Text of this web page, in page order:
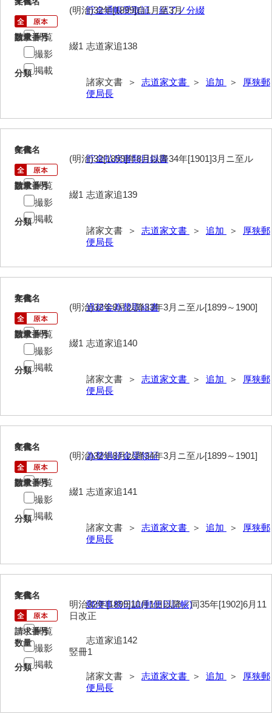
宇野家文書
梅村明文書
惠本家文書
大田家文書
大中家文書
大中家文書（神奈川県）
大村益次郎文書
岡家文書（福栄村）
岡家文書（周南市）
岡田家文書（萩市）
岡田学収集史料
岡本家文書（島根県）
小川五郎収集史料
尾崎家文書（防府市）
小沢家文書（阿東町）
小沢太郎文書
貯金通帳受取証 結了ノ分綴
請求番号
志道家追138
分類
諸家文書 ＞ 志道家文書 ＞ 追加 ＞
厚狭郵
便局長
(明治)32年[1899]自1月至3月
数量
綴1
閲覧
撮影
掲載
6
文書名
貯金払戻書類目録書
請求番号
志道家追139
分類
諸家文書 ＞ 志道家文書 ＞ 追加 ＞
厚狭郵
便局長
年代
(明治)32[1899]年8月以降34年[1901]3月ニ至ル
数量
綴1
閲覧
撮影
掲載
7
文書名
過超金為替取組書
請求番号
志道家追140
分類
諸家文書 ＞ 志道家文書 ＞ 追加 ＞
厚狭郵
便局長
年代
(明治)32年8月以降33年3月ニ至ル[1899～1900]
数量
綴1
閲覧
撮影
掲載
8
文書名
為替過超金受領証
請求番号
志道家追141
分類
諸家文書 ＞ 志道家文書 ＞ 追加 ＞
厚狭郵
便局長
年代
(明治)32年8月以降34年3月ニ至ル[1899～1901]
数量
綴1
閲覧
撮影
掲載
9
文書名
郵便事務日誌(郵便日記帳)
請求番号
志道家追142
分類
諸家文書 ＞ 志道家文書 ＞ 追加 ＞
厚狭郵
便局長
年代
明治32年[1899]10月1日以降／同35年[1902]6月11
日改正
数量
竪冊1
閲覧
撮影
掲載